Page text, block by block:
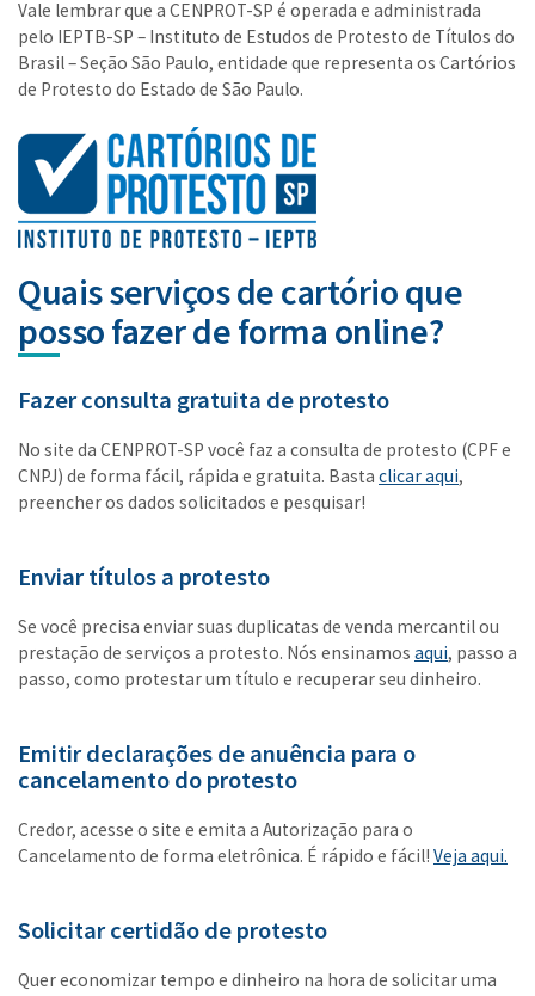
Vale lembrar que a CENPROT-SP é operada e administrada
pelo IEPTB-SP – Instituto de Estudos de Protesto de Títulos do
Brasil – Seção São Paulo, entidade que representa os Cartórios
de Protesto do Estado de São Paulo.
Quais serviços de cartório que
posso fazer de forma online?
Fazer consulta gratuita de protesto
No site da CENPROT-SP você faz a consulta de protesto (CPF e
CNPJ) de forma fácil, rápida e gratuita. Basta clicar aqui,
preencher os dados solicitados e pesquisar!
Enviar títulos a protesto
Se você precisa enviar suas duplicatas de venda mercantil ou
prestação de serviços a protesto. Nós ensinamos aqui, passo a
passo, como protestar um título e recuperar seu dinheiro.
Emitir declarações de anuência para o
cancelamento do protesto
Credor, acesse o site e emita a Autorização para o
Cancelamento de forma eletrônica. É rápido e fácil! Veja aqui.
Solicitar certidão de protesto
Quer economizar tempo e dinheiro na hora de solicitar uma